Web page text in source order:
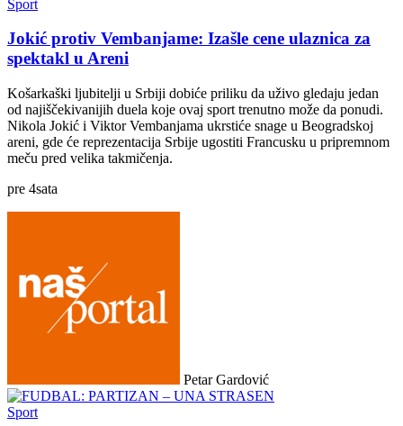
Sport
Jokić protiv Vembanjame: Izašle cene ulaznica za
spektakl u Areni
Košarkaški ljubitelji u Srbiji dobiće priliku da uživo gledaju jedan
od najiščekivanijih duela koje ovaj sport trenutno može da ponudi.
Nikola Jokić i Viktor Vembanjama ukrstiće snage u Beogradskoj
areni, gde će reprezentacija Srbije ugostiti Francusku u pripremnom
meču pred velika takmičenja.
pre 4sata
Petar Gardović
Sport